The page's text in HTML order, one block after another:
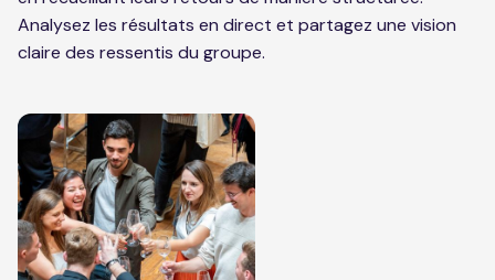
Analysez les résultats en direct et partagez une vision
claire des ressentis du groupe.